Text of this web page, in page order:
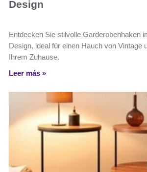
Design
Entdecken Sie stilvolle Garderobenhaken
Design, ideal für einen Hauch von Vintage
Ihrem Zuhause.
Leer más »